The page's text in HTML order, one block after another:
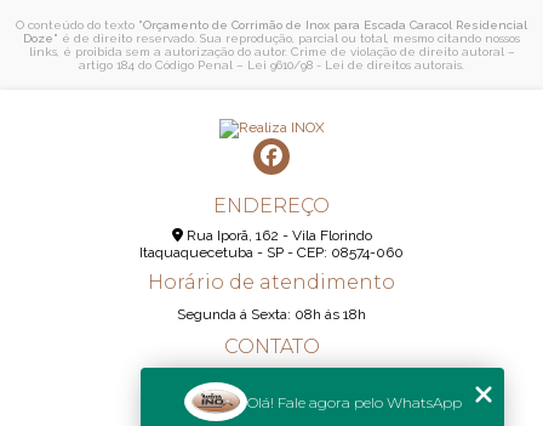
O conteúdo do texto "Orçamento de Corrimão de Inox para Escada Caracol Residencial
Doze" é de direito reservado. Sua reprodução, parcial ou total, mesmo citando nossos
links, é proibida sem a autorização do autor. Crime de violação de direito autoral –
artigo 184 do Código Penal – Lei 9610/98 - Lei de direitos autorais
ENDEREÇO
Rua Iporã, 162 - Vila Florindo
Itaquaquecetuba - SP - CEP: 08574-060
Horário de atendimento
Segunda á Sexta: 08h ás 18h
CONTATO
(11) 98189-1344
Olá! Fale agora pelo WhatsApp